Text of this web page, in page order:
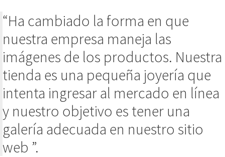
“Ha cambiado la forma en que
nuestra empresa maneja las
imágenes de los productos. Nuestra
tienda es una pequeña joyería que
intenta ingresar al mercado en línea
y nuestro objetivo es tener una
galería adecuada en nuestro sitio
web ”.